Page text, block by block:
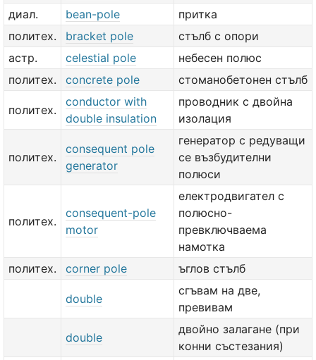
диал.
bean-pole
притка
политех.
bracket pole
стълб с опори
астр.
celestial pole
небесен полюс
политех.
concrete pole стоманобетонен стълб
политех.
conductor with
double insulation
проводник с двойна
изолация
политех.
consequent pole
generator
генератор с редуващи
се възбудителни
полюси
политех.
consequent-pole
motor
електродвигател с
полюсно-
превключваема
намотка
политех.
corner pole ъглов стълб
double
сгъвам на две,
превивам
double
двойно залагане (при
конни състезания)